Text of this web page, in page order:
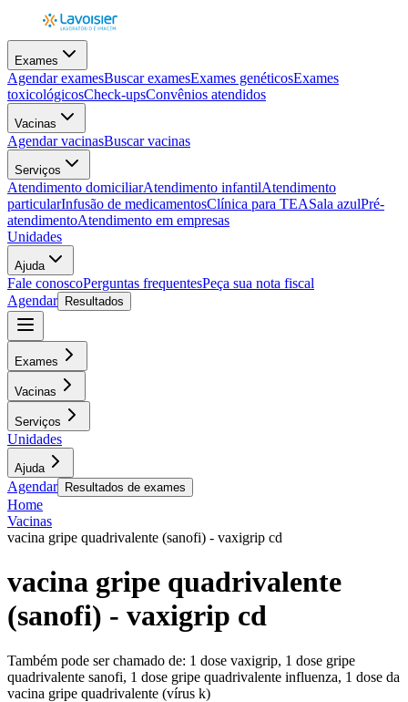
Exames
Agendar examesBuscar examesExames genéticosExames
toxicológicosCheck-upsConvênios atendidos
Vacinas
Agendar vacinasBuscar vacinas
Serviços
Atendimento domiciliarAtendimento infantilAtendimento
particularInfusão de medicamentosClínica para TEASala azulPré-
atendimentoAtendimento em empresas
Unidades
Ajuda
Fale conoscoPerguntas frequentesPeça sua nota fiscal
Agendar
Resultados
Exames
Vacinas
Serviços
Unidades
Ajuda
Agendar Resultados de exames
Home
Vacinas
vacina gripe quadrivalente (sanofi) - vaxigrip cd
vacina gripe quadrivalente
(sanofi) - vaxigrip cd
Também pode ser chamado de: 1 dose vaxigrip, 1 dose gripe
quadrivalente sanofi, 1 dose gripe quadrivalente influenza, 1 dose da
vacina gripe quadrivalente (vírus k)